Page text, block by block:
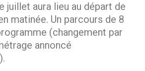
juillet aura lieu au départ de
matinée. Un parcours de 8
(changement par
annoncé